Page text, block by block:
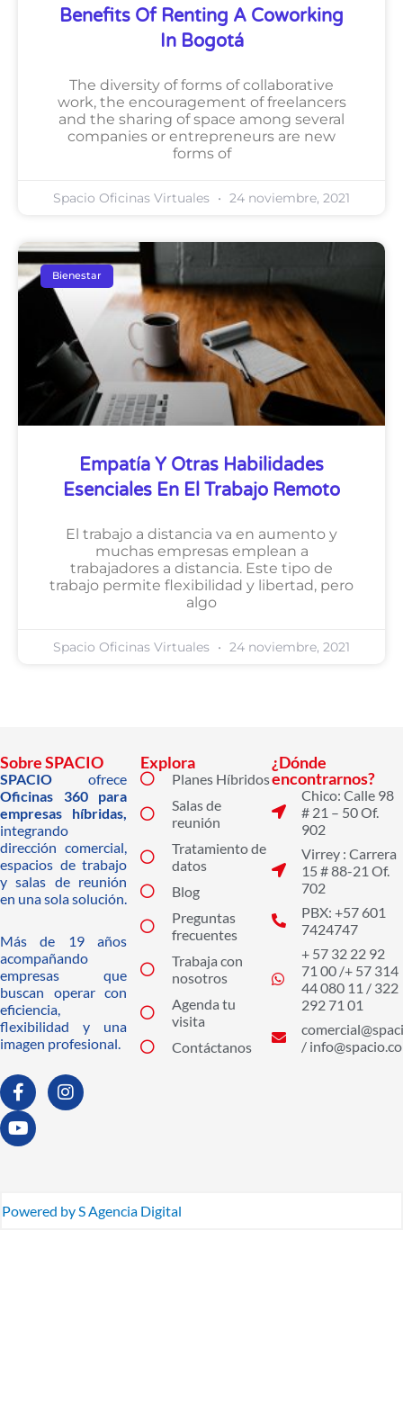
Benefits Of Renting A Coworking
In Bogotá
The diversity of forms of collaborative
work, the encouragement of freelancers
and the sharing of space among several
companies or entrepreneurs are new
forms of
Spacio Oficinas Virtuales 24 noviembre, 2021
Bienestar
Empatía Y Otras Habilidades
Esenciales En El Trabajo Remoto
El trabajo a distancia va en aumento y
muchas empresas emplean a
trabajadores a distancia. Este tipo de
trabajo permite flexibilidad y libertad, pero
algo
Spacio Oficinas Virtuales 24 noviembre, 2021
Sobre SPACIO
SPACIO ofrece
Oficinas 360 para
empresas híbridas,
integrando
dirección comercial,
espacios de trabajo
y salas de reunión
en una sola solución.
Más de 19 años
acompañando
empresas que
buscan operar con
eficiencia,
flexibilidad y una
imagen profesional.
F
a
c
e
k
I
n
a
m
Y
o
u
t
Explora
Planes Híbridos
Salas de
reunión
Tratamiento de
datos
Blog
Preguntas
frecuentes
Trabaja con
nosotros
Agenda tu
visita
Contáctanos
¿Dónde
encontrarnos?
Chico: Calle 98
# 21 – 50 Of.
902
Virrey : Carrera
15 # 88-21 Of.
702
PBX: +57 601
7424747
+ 57 32 22 92
71 00 /+ 57 314
44 080 11 / 322
292 71 01
/ info@spacio.co
Powered by S Agencia Digital